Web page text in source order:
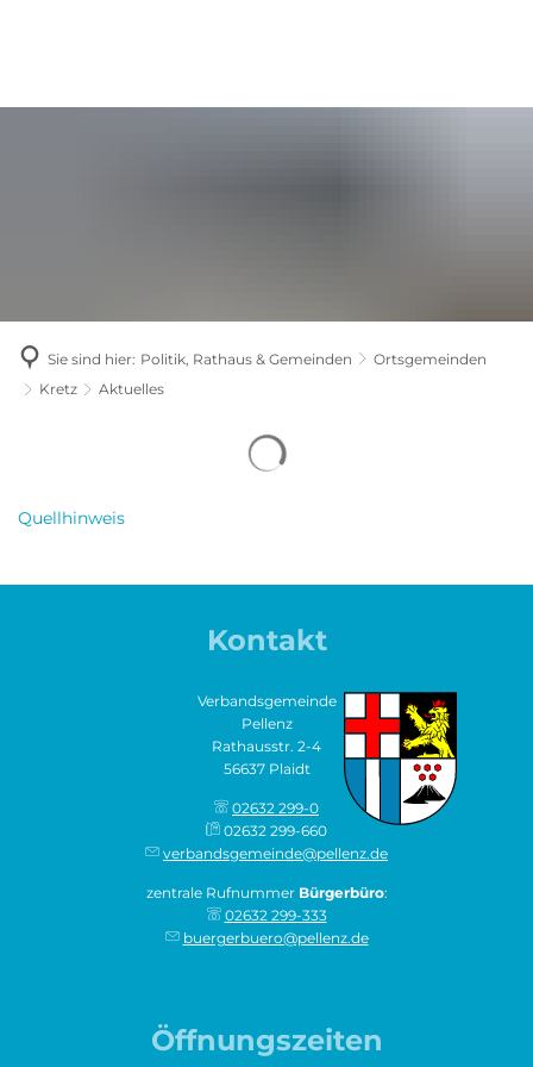
Sie sind hier: Politik, Rathaus & Gemeinden
Ortsgemeinden
Kretz
Aktuelles
Quellhinweis
Kontakt
Verbandsgemeinde
Pellenz
Rathausstr. 2-4
56637 Plaidt
02632 299-0
02632 299-660
verbandsgemeinde@pellenz.de
zentrale Rufnummer Bürgerbüro:
02632 299-333
buergerbuero@pellenz.de
Öffnungszeiten